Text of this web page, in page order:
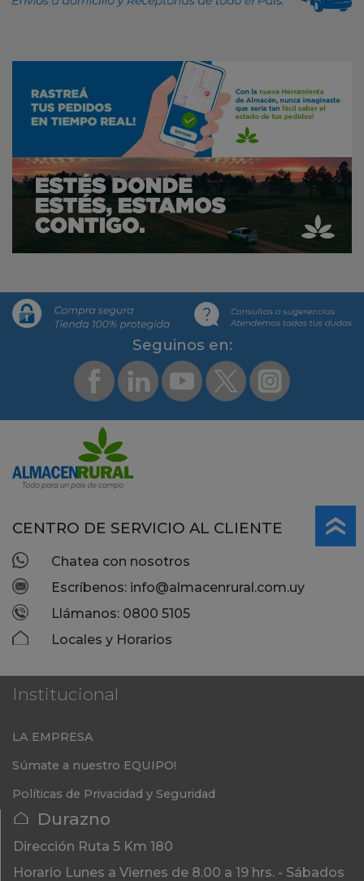
Segui­nos en:
CENTRO DE SERVICIO AL CLIENTE
Chatea con nosotros
Escríbenos: info@almacenrural.com.uy
Llámanos: 0800 5105
Locales y Horarios
Institucional
LA EMPRESA
Súmate a nuestro EQUIPO!
Políticas de Privacidad y Seguridad
Durazno
Dirección Ruta 5 Km 180
Horario Lunes a Viernes de 8.00 a 19 hrs. - Sábados